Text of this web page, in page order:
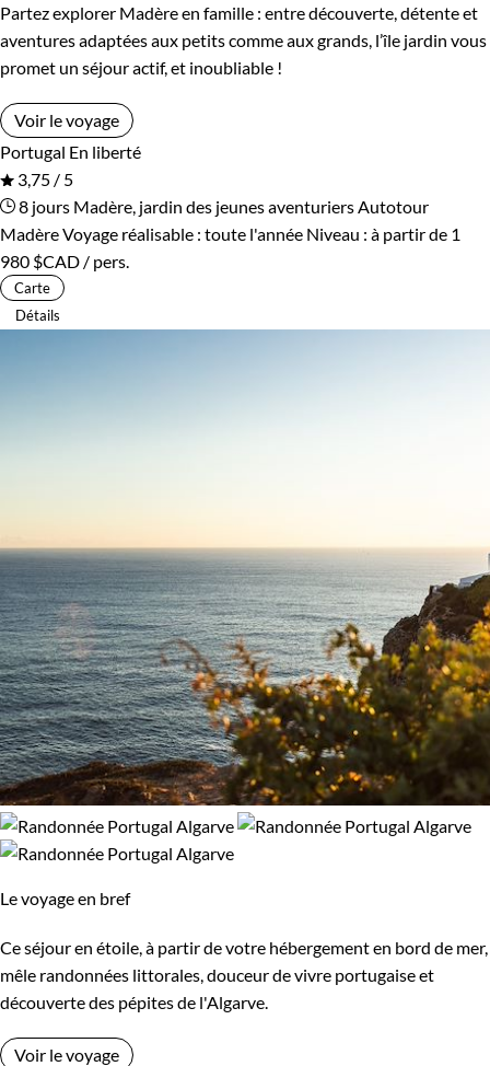
Partez explorer Madère en famille : entre découverte, détente et
aventures adaptées aux petits comme aux grands, l’île jardin vous
promet un séjour actif, et inoubliable !
Voir le voyage
Portugal En liberté
3,75 / 5
8 jours Madère, jardin des jeunes aventuriers Autotour
MadèreVoyage réalisable : toute l'année Niveau : à partir de 1
980 $CAD / pers.
Carte
Détails
Le voyage en bref
Ce séjour en étoile, à partir de votre hébergement en bord de mer,
mêle randonnées littorales, douceur de vivre portugaise et
découverte des pépites de l'Algarve.
Voir le voyage